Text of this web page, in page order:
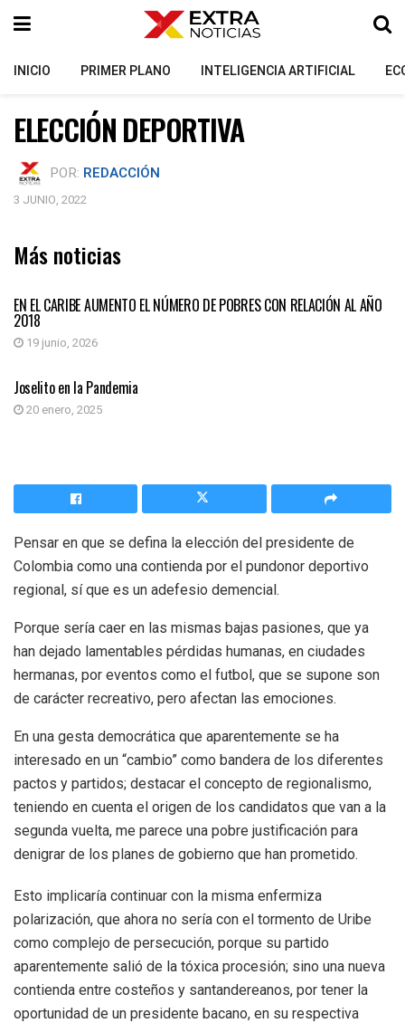
INICIO PRIMER PLANO INTELIGENCIA ARTIFICIAL
ELECCIÓN DEPORTIVA
POR: REDACCIÓN
3 JUNIO, 2022
Más noticias
EN EL CARIBE AUMENTO EL NÚMERO DE POBRES CON RELACIÓN AL AÑO
2018
19 junio, 2026
COLUMNISTAS INVITADOS
Joselito en la Pandemia
20 enero, 2025
Pensar en que se defina la elección del presidente de
Colombia como una contienda por el pundonor deportivo
regional, sí que es un adefesio demencial.
Porque sería caer en las mismas bajas pasiones, que ya
han dejado lamentables pérdidas humanas, en ciudades
hermanas, por eventos como el futbol, que se supone son
de carácter recreativo, pero afectan las emociones.
En una gesta democrática que aparentemente se ha
interesado en un “cambio” como bandera de los diferentes
pactos y partidos; destacar el concepto de regionalismo,
teniendo en cuenta el origen de los candidatos que van a la
segunda vuelta, me parece una pobre justificación para
denigrar de los planes de gobierno que han prometido.
Esto implicaría continuar con la misma enfermiza
polarización, que ahora no sería con el tormento de Uribe
como complejo de persecución, porque su partido
aparentemente salió de la tóxica procesión; sino una nueva
contienda entre costeños y santandereanos, por tener la
oportunidad de un presidente bacano, en su respectiva